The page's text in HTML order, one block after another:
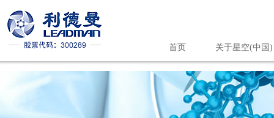
首页 关于星空(中国)
星空(中国)